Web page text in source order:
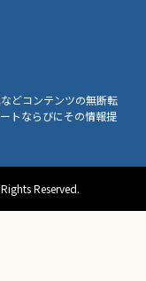
どコンテンツの無断転
トならびにその情報提
Reserved.